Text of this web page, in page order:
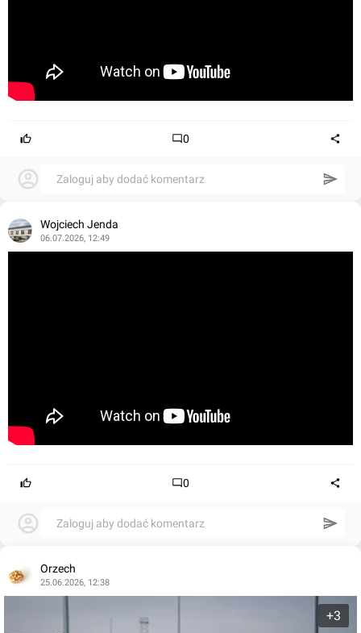
0
Zaloguj aby dodać komentarz
Wojciech Jenda
06.07.2026, 12:49
0
Zaloguj aby dodać komentarz
Orzech
25.06.2026, 12:38
+3